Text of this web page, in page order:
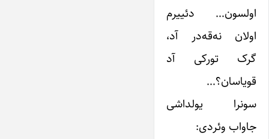
اولسون… دئییرم
اولان نه‌قه‌در آد،
گرک تورکی آد
قویاسان؟…
سونرا یولداشی
جاواب وئردی: